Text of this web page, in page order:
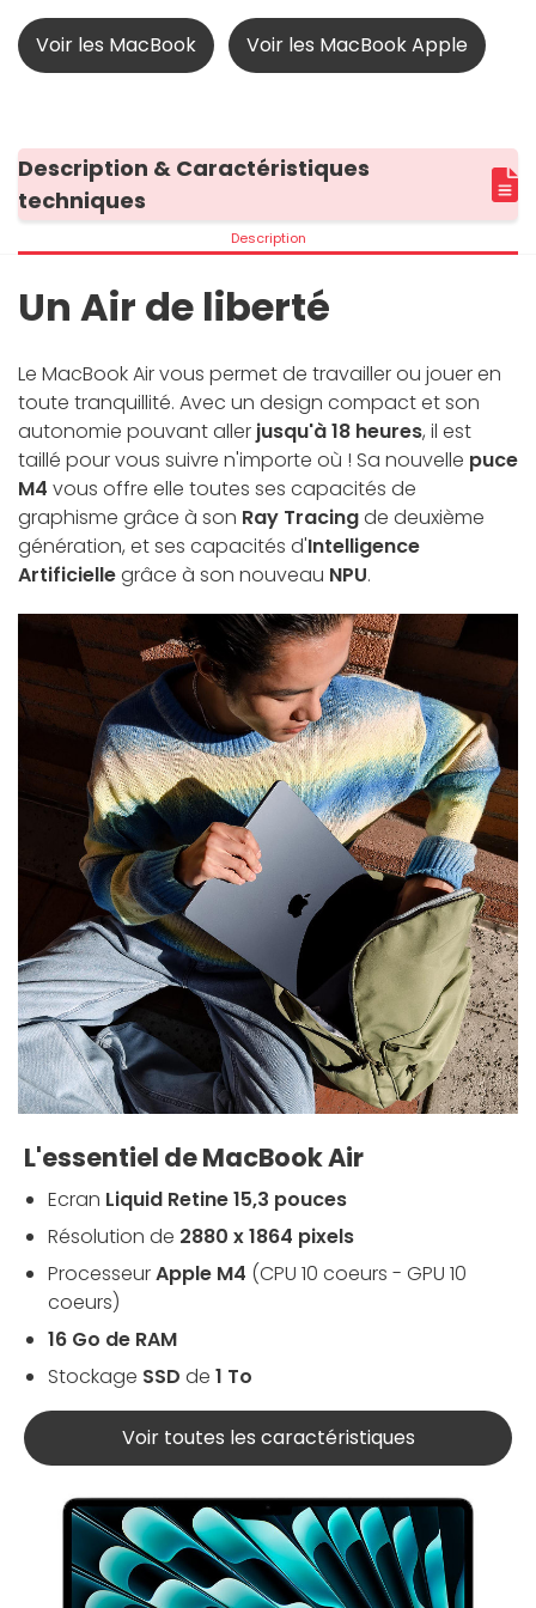
Voir les MacBook Voir les MacBook Apple
Description & Caractéristiques
techniques
Description
Un Air de liberté
Le MacBook Air vous permet de travailler ou jouer en
toute tranquillité. Avec un design compact et son
autonomie pouvant aller jusqu'à 18 heures, il est
taillé pour vous suivre n'importe où ! Sa nouvelle puce
M4 vous offre elle toutes ses capacités de
graphisme grâce à son Ray Tracingde deuxième
génération, et ses capacités d'Intelligence
Artificiellegrâce à son nouveau NPU.
L'essentiel de MacBook Air
Ecran Liquid Retine 15,3 pouces
Résolution de 2880 x 1864 pixels
ProcesseurApple M4 (CPU 10 coeurs - GPU 10
coeurs)
16 Go de RAM
Stockage SSD de 1 To
Voir toutes les caractéristiques